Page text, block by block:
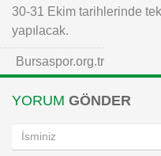
30-31 Ekim tarihlerinde
yapılacak.
Bursaspor.org.tr
YORUM GÖNDER